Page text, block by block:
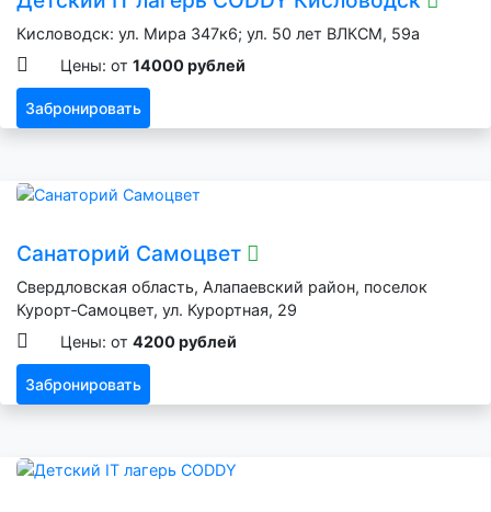
Кисловодск: ул. Мира 347к6; ул. 50 лет ВЛКСМ, 59а
Цены: от 14000 рублей
Забронировать
Санаторий Самоцвет
Свердловская область, Алапаевский район, поселок
Курорт‑Самоцвет, ул. Курортная, 29
Цены: от 4200 рублей
Забронировать